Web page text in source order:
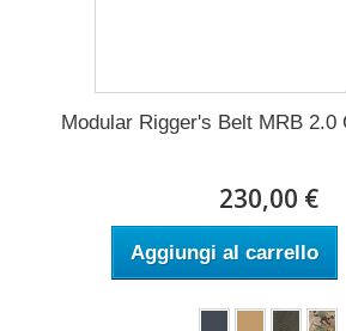
Modular Rigger's Belt MRB 2.0
230,00 €
Aggiungi al carrello